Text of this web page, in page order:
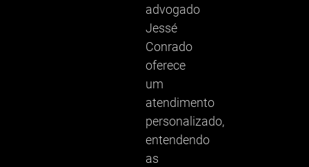
advogado
Jessé
Conrado
oferece
um
atendimento
personalizado,
entendendo
as